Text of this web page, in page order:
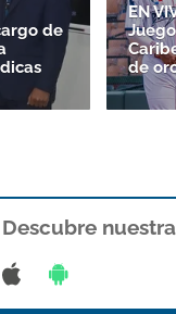
de
EN
de
Descubre